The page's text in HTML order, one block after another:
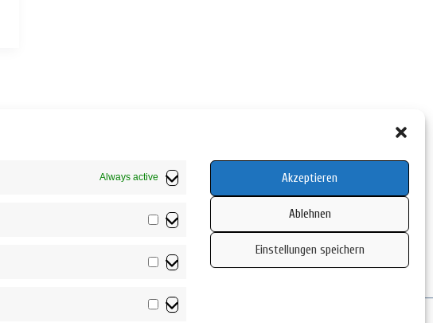
Always active
Vorlieben
Statistiken
Marketing
Akzeptieren
Ablehnen
Einstellungen speichern